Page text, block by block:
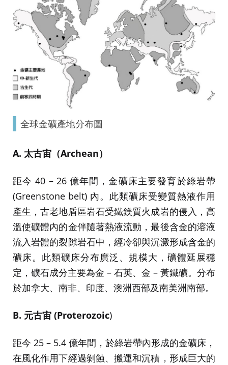
全球金礦產地分布圖
A. 太古宙（Archean）
距今 40 – 26 億年間，金礦床主要發育於綠岩帶
(Greenstone belt) 內。此類礦床受變質熱液作用
產生，古老地盾區岩石受鐵鎂質火成岩的侵入，高
溫使礦體內的金伴隨著熱液流動，最後含金的溶液
流入岩體的裂隙岩石中，經冷卻與沉澱形成含金的
礦床。此類礦床分布廣泛、規模大，礦體延展穩
定，礦石成分主要為金 – 石英、金 – 黃鐵礦。分布
於加拿大、南非、印度、澳洲西部及南美洲南部。
B. 元古宙 (Proterozoic)
距今 25 – 5.4 億年間，於綠岩帶內形成的金礦床，
在風化作用下經過剝蝕、搬運和沉積，形成巨大的